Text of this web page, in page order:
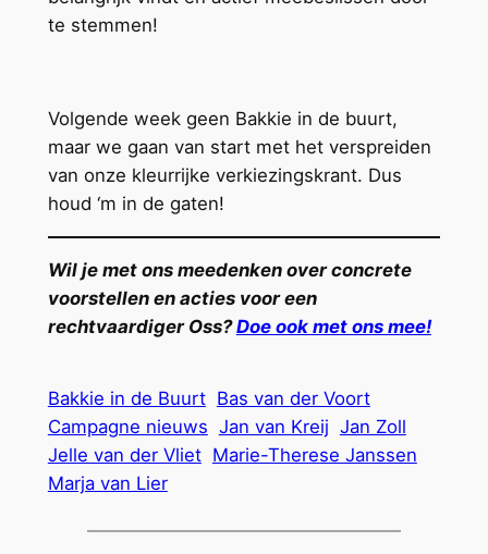
te stemmen!
Volgende week geen Bakkie in de buurt,
maar we gaan van start met het verspreiden
van onze kleurrijke verkiezingskrant. Dus
houd ‘m in de gaten!
Wil je met ons meedenken over concrete
voorstellen en acties voor een
rechtvaardiger Oss?Doe ook met ons mee!
Bakkie in de Buurt Bas van der Voort
Campagne nieuws Jan van Kreij Jan Zoll
Jelle van der Vliet Marie-Therese Janssen
Marja van Lier